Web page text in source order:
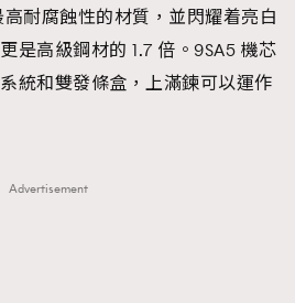
耐腐蝕性的材質，並閃耀着亮白
是高級鋼材的 1.7 倍。9SA5 機芯
統和雙發條盒，上滿鍊可以運作
Advertisement